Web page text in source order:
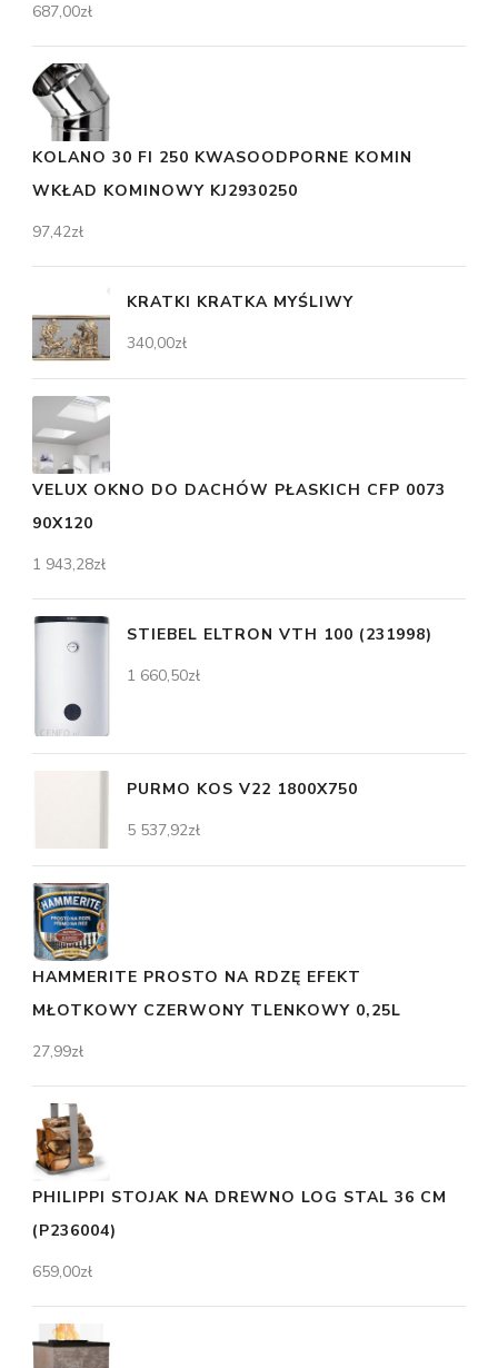
687,00zł
KOLANO 30 FI 250 KWASOODPORNE KOMIN
WKŁAD KOMINOWY KJ2930250
97,42zł
KRATKI KRATKA MYŚLIWY
340,00zł
VELUX OKNO DO DACHÓW PŁASKICH CFP 0073
90X120
1 943,28zł
STIEBEL ELTRON VTH 100 (231998)
1 660,50zł
PURMO KOS V22 1800X750
5 537,92zł
HAMMERITE PROSTO NA RDZĘ EFEKT
MŁOTKOWY CZERWONY TLENKOWY 0,25L
27,99zł
PHILIPPI STOJAK NA DREWNO LOG STAL 36 CM
(P236004)
659,00zł